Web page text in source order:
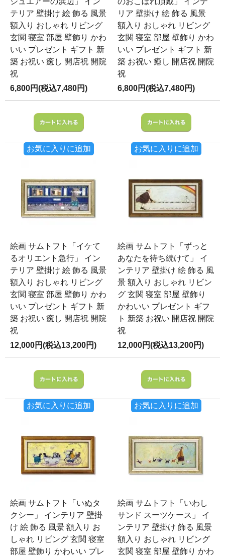
テリア 壁掛け 絵 飾る 風景
額入り おしゃれ リビング
玄関 寝室 部屋 壁飾り かわ
いい プレゼント ギフト 新
築 お祝い 癒し 開店祝 開院
祝
6,800円(税込7,480円)
お気に入りに追加
リア 壁掛け 絵 飾る 風景
額入り おしゃれ リビング
玄関 寝室 部屋 壁飾り かわ
いい プレゼント ギフト 新
築 お祝い 癒し 開店祝 開院
祝
6,800円(税込7,480円)
お気に入りに追加
絵画 サムトフト「イケて
るオリエント急行」 イン
テリア 壁掛け 絵 飾る 風景
額入り おしゃれ リビング
玄関 寝室 部屋 壁飾り かわ
いい プレゼント ギフト 新
築 お祝い 癒し 開店祝 開院
祝
12,000円(税込13,200円)
お気に入りに追加
絵画 サムトフト「ずっと
あなたを待ち続けて」 イ
ンテリア 壁掛け 絵 飾る 風
景 額入り おしゃれ リビン
グ 玄関 寝室 部屋 壁飾り
かわいい プレゼント ギフ
ト 新築 お祝い 開店祝 開院
祝
12,000円(税込13,200円)
お気に入りに追加
絵画 サムトフト「いぬタ
クシー」 インテリア 壁掛
け 絵 飾る 風景 額入り お
しゃれ リビング 玄関 寝室
部屋 壁飾り かわいい プレ
絵画 サムトフト「いわし
サンド スーツケース」 イ
ンテリア 壁掛け 飾る 風景
額入り おしゃれ リビング
玄関 寝室 部屋 壁飾り かわ